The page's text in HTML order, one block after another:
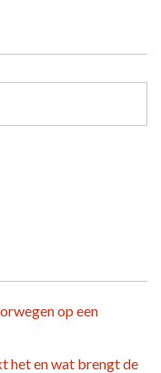
op een
het en wat brengt de